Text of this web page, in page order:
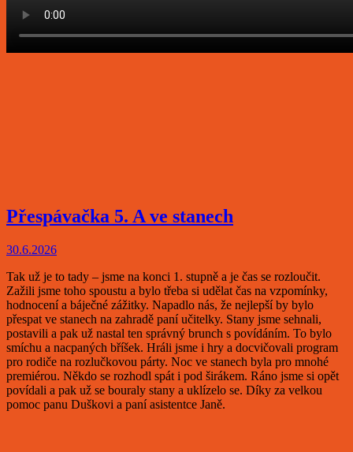
Přespávačka 5. A ve stanech
30.6.2026
Tak už je to tady – jsme na konci 1. stupně a je čas se rozloučit.
Zažili jsme toho spoustu a bylo třeba si udělat čas na vzpomínky,
hodnocení a báječné zážitky. Napadlo nás, že nejlepší by bylo
přespat ve stanech na zahradě paní učitelky. Stany jsme sehnali,
postavili a pak už nastal ten správný brunch s povídáním. To bylo
smíchu a nacpaných bříšek. Hráli jsme i hry a docvičovali program
pro rodiče na rozlučkovou párty. Noc ve stanech byla pro mnohé
premiérou. Někdo se rozhodl spát i pod širákem. Ráno jsme si opět
povídali a pak už se bouraly stany a uklízelo se. Díky za velkou
pomoc panu Duškovi a paní asistentce Janě.